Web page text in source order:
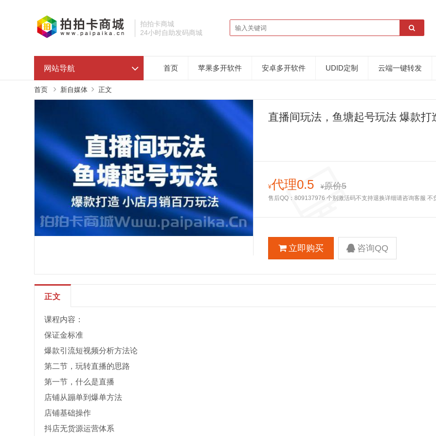
拍拍卡商城
24小时自助发码商城
网站导航 首页 苹果多开软件 安卓多开软件 UDID定制 云端一键转发
首页 新自媒体 正文
直播间玩法，鱼塘起号玩法 爆款
¥代理0.5 ¥原价5
售后QQ：809137976 个别激活码不支持退换详细请咨询客服 不
立即购买 咨询QQ
正文
课程内容：
保证金标准
爆款引流短视频分析方法论
第二节，玩转直播的思路
第一节，什么是直播
店铺从蹦单到爆单方法
店铺基础操作
抖店无货源运营体系